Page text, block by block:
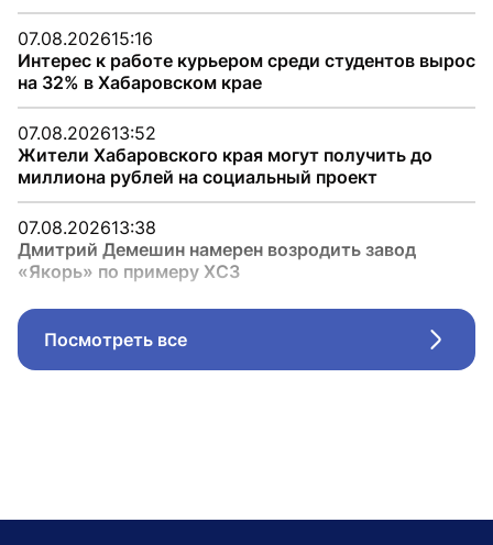
07.08.202615:16
Интерес к работе курьером среди студентов вырос
на 32% в Хабаровском крае
07.08.202613:52
Жители Хабаровского края могут получить до
миллиона рублей на социальный проект
07.08.202613:38
Дмитрий Демешин намерен возродить завод
«Якорь» по примеру ХСЗ
Посмотреть все